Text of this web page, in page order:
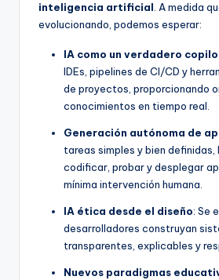
inteligencia artificial. A medida
evolucionando, podemos esperar:
IA como un verdadero
IDEs, pipelines de CI/CD y
de proyectos, proporcionando
conocimientos en tiempo real.
Generación autónoma de
tareas simples y bien definidas,
codificar, probar y desplegar
mínima intervención humana.
IA ética desde el diseño: Se
desarrolladores construyan
transparentes, explicables y
Nuevos paradigmas